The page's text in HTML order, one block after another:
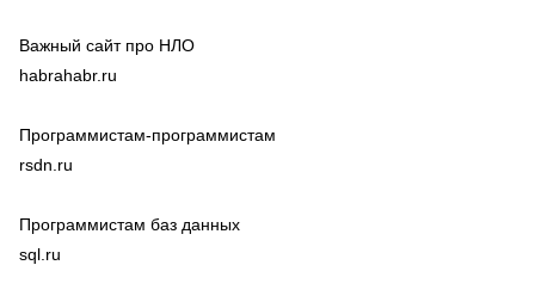
Важный сайт про НЛО
habrahabr.ru
Программистам-программистам
rsdn.ru
Программистам баз данных
sql.ru